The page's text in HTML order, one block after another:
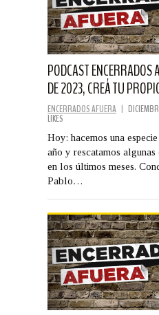
PODCAST ENCERRADOS
DE 2023, CREÁ TU
ENCERRADOS AFUERA |
LIKES
Hoy: hacemos una
año y rescatamos
en los últimos meses.
Pablo…